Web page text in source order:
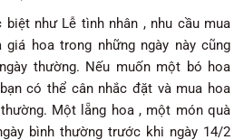
như Lễ tình nhân , nhu cầu mua
hoa trong những ngày này cũng
thường. Nếu muốn một bó hoa
có thể cân nhắc đặt và mua hoa
Một lẵng hoa , một món quà
bình thường trước khi ngày 14/2